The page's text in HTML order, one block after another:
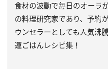
食材の波動で毎日のオー
の料理研究家であり、予約
ウンセラーとしても人気沸
運ごはんレシピ集！